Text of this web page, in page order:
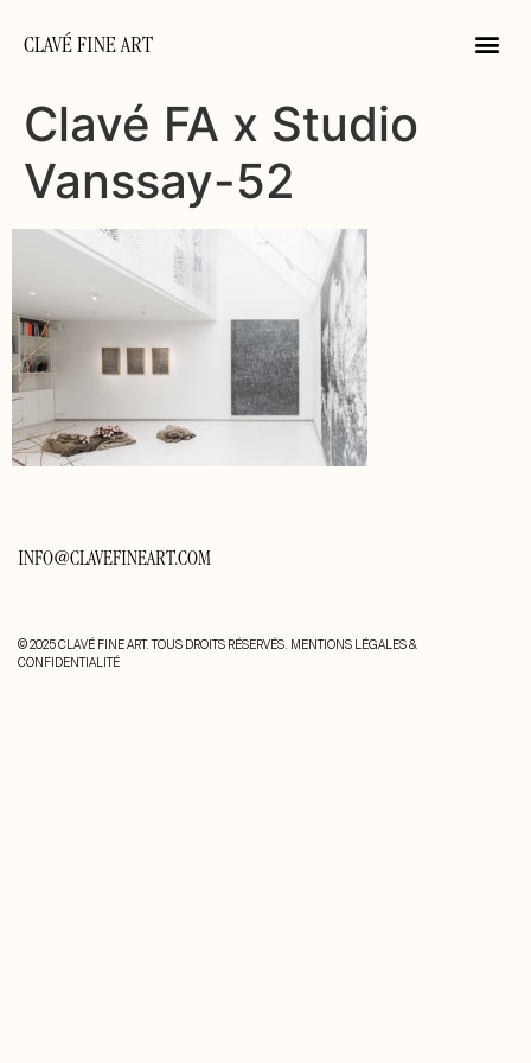
CLAVÉ FINE ART
Clavé FA x Studio
Vanssay-52
INFO@CLAVEFINEART.COM
© 2025 CLAVÉ FINE ART. TOUS DROITS RÉSERVÉS. MENTIONS LÉGALES &
CONFIDENTIALITÉ